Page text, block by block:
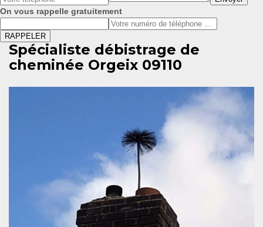
On vous rappelle gratuitement
Spécialiste débistrage de
cheminée Orgeix 09110